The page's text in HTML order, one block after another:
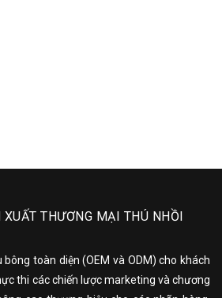
THƯƠNG MẠI THÚ NHỒI
toàn diện (OEM và ODM) cho khách
thi các chiến lược marketing và chương